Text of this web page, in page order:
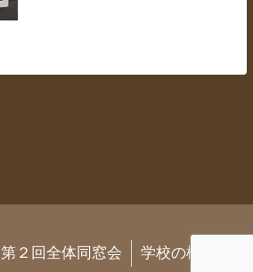
第２回全体同窓会
学校の様子